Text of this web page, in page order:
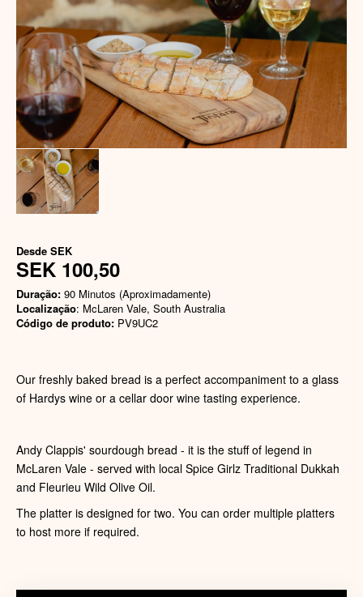
Desde SEK
SEK 100,50
Duração: 90 Minutos (Aproximadamente)
Localização: McLaren Vale, South Australia
Código de produto: PV9UC2
Our freshly baked bread is a perfect accompaniment to a glass
of Hardys wine or a cellar door wine tasting experience.
Andy Clappis' sourdough bread - it is the stuff of legend in
McLaren Vale - served with local Spice Girlz Traditional Dukkah
and Fleurieu Wild Olive Oil.
The platter is designed for two. You can order multiple platters
to host more if required.